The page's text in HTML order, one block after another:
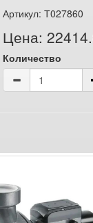
Артикул: Т027860
Цена:
Количество